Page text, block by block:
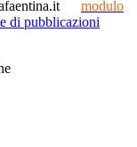
modulo
di pubblicazioni